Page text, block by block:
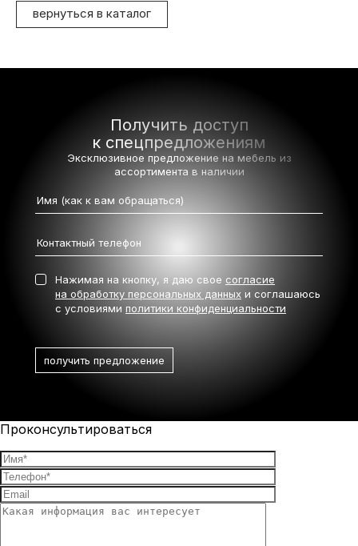
вернуться в каталог
Получить доступ
к спецпредложениям
Эксклюзивное предложение на мебель из
ассортимента в наличии
Нажимая на кнопку, я даю свое согласие
на обработку персональных данных и соглашаюсь
с условиями политики конфиденциальности
Проконсультироваться